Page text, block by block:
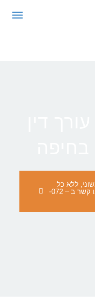
ללא כל
התחייבות, ניתן ליצור עימנו קשר ב – 072-